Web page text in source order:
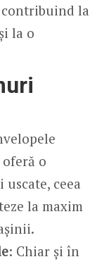
la
la o
o
ceea
la maxim
: Chiar și în